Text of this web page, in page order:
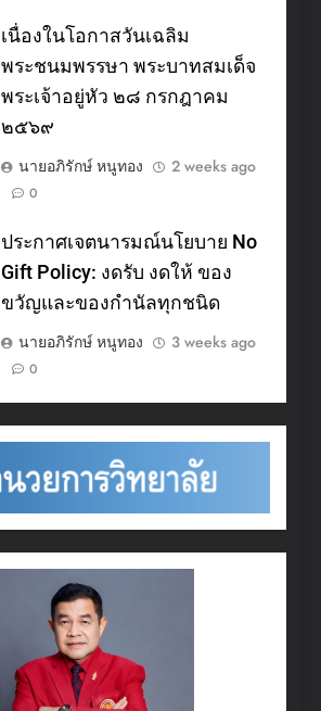
เนื่องในโอกาสวันเฉลิม
พระชนมพรรษา พระบาทสมเด็จ
พระเจ้าอยู่หัว ๒๘ กรกฎาคม
๒๕๖๙
นายอภิรักษ์ หนูทอง
2 weeks ago
0
ประกาศเจตนารมณ์นโยบาย No
Gift Policy: งดรับ งดให้ ของ
ขวัญและของกำนัลทุกชนิด
นายอภิรักษ์ หนูทอง
3 weeks ago
0